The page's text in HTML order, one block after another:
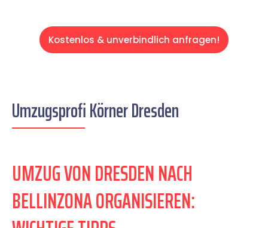
Kostenlos & unverbindlich anfragen!
Umzugsprofi Körner Dresden
UMZUG VON DRESDEN NACH
BELLINZONA ORGANISIEREN: